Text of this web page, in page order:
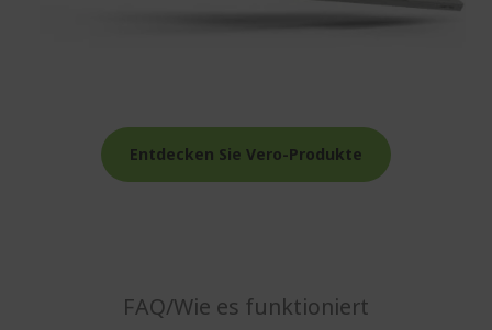
Entdecken Sie Vero-Produkte
FAQ/Wie es funktioniert